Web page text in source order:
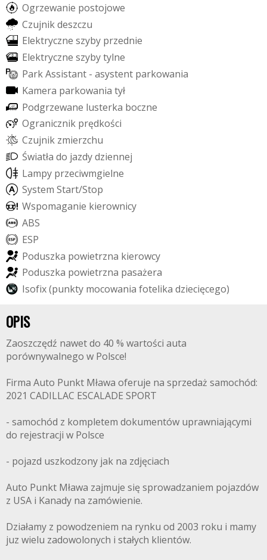
Ogrzewanie postojowe
Czujnikdeszczu
Elektryczne szyby przednie
Elektryczne szybytylne
ParkAssistant - asystent parkowania
Kamera parkowania tył
Podgrzewane lusterka boczne
Ogranicznik prędkości
Czujnik zmierzchu
Światła do jazdydziennej
Lampy przeciwmgielne
System Start/Stop
Wspomaganie kierownicy
ABS
ESP
Poduszka powietrzna kierowcy
Poduszka powietrzna pasażera
Isofix(punkty mocowania fotelika dziecięcego)
OPIS
Zaoszczędź nawet do 40 % wartości auta
porównywalnego w Polsce!
Firma Auto Punkt Mława oferuje na sprzedaż samochód:
2021 CADILLAC ESCALADE SPORT
- samochód z kompletem dokumentów uprawniającymi
do rejestracji w Polsce
- pojazd uszkodzony jak na zdjęciach
Auto Punkt Mława zajmuje się sprowadzaniem pojazdów
z USA i Kanady na zamówienie.
Działamy z powodzeniem na rynku od 2003 roku i mamy
juz wielu zadowolonych i stałych klientów.